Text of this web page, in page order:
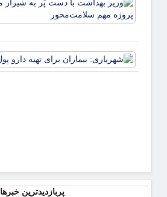
پربازدیدترین خبرها